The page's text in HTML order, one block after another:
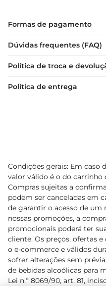
Formas de pagamento
Dúvidas frequentes (FAQ)
Política de troca e
Política de entrega
Condições gerais: Em caso
valor válido é o do carrinho
Compras sujeitas a
podem ser canceladas em
de garantir o acesso de
nossas promoções, a
promocionais poderá ter
cliente. Os preços, ofertas
o e-commerce e válidos
sofrer alterações sem
de bebidas alcoólicas para
Lei n.º 8069/90, art. 81,